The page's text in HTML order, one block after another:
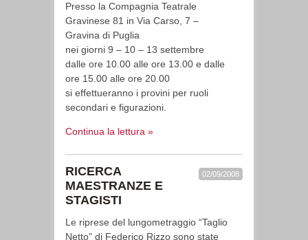
Presso la Compagnia Teatrale
Gravinese 81 in Via Carso, 7 –
Gravina di Puglia
nei giorni 9 – 10 – 13 settembre
dalle ore 10.00 alle ore 13.00 e dalle
ore 15.00 alle ore 20.00
si effettueranno i provini per ruoli
secondari e figurazioni.
Continua la lettura »
02/09/2008
RICERCA
MAESTRANZE E
STAGISTI
Le riprese del lungometraggio “Taglio
Netto” di Federico Rizzo sono state